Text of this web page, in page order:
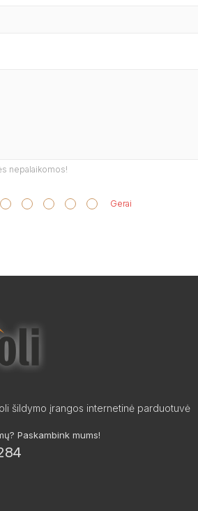
nepalaikomos!
Gerai
šildymo įrangos internetinė parduotuvė
Paskambink mums!